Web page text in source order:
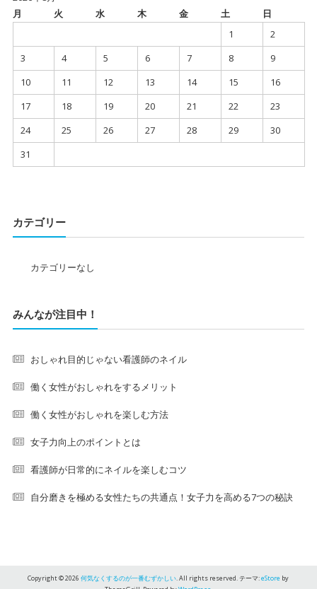
月
火 水 木 金 土
日
1
2
3
4 5 6 7 8
9
10
11 12 13 14 15
16
17
18 19 20 21 22
23
24
25 26 27 28 29
30
31
カテゴリー
カテゴリーなし
みんなが注目中！
おしゃれ目的じゃない看護師のネイル
働く女性がおしゃれをするメリット
働く女性がおしゃれを楽しむ方法
女子力向上のポイントとは
看護師が日常的にネイルを楽しむコツ
自分磨きを極める女性たちの共通点！女子力を高める7つの秘訣
Copyright © 2026何気なくするのが一番むずかしい . All rights reserved. テーマ:eStore by